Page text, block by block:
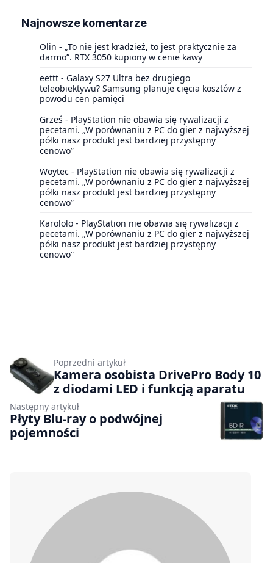
Najnowsze komentarze
Olin - „To nie jest kradzież, to jest praktycznie za
darmo”. RTX 3050 kupiony w cenie kawy
eettt - Galaxy S27 Ultra bez drugiego
teleobiektywu? Samsung planuje cięcia kosztów z
powodu cen pamięci
Grześ - PlayStation nie obawia się rywalizacji z
pecetami. „W porównaniu z PC do gier z najwyższej
półki nasz produkt jest bardziej przystępny
cenowo”
Woytec - PlayStation nie obawia się rywalizacji z
pecetami. „W porównaniu z PC do gier z najwyższej
półki nasz produkt jest bardziej przystępny
cenowo”
Karololo - PlayStation nie obawia się rywalizacji z
pecetami. „W porównaniu z PC do gier z najwyższej
półki nasz produkt jest bardziej przystępny
cenowo”
Poprzedni artykuł
Kamera osobista DrivePro Body 10
z diodami LED i funkcją aparatu
Następny artykuł
Płyty Blu-ray o podwójnej
pojemności